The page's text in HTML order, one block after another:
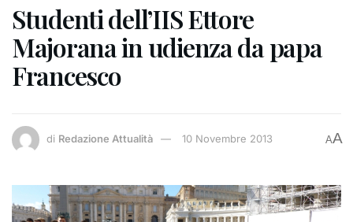
Studenti dell’IIS Ettore
Majorana in udienza da papa
Francesco
di Redazione Attualità 10 Novembre 2013 AA